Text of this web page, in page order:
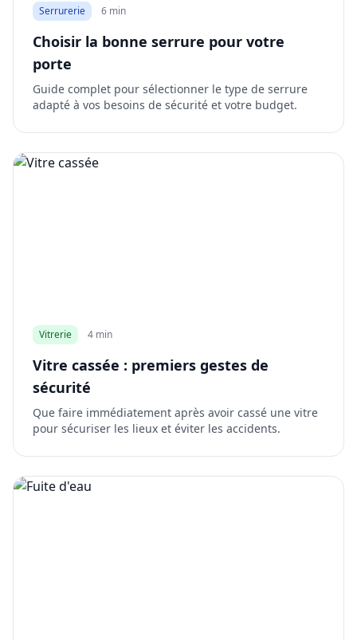
Serrurerie 6 min
Choisir la bonne serrure pour votre
porte
Guide complet pour sélectionner le type de serrure
adapté à vos besoins de sécurité et votre budget.
Vitrerie 4 min
Vitre cassée : premiers gestes de
sécurité
Que faire immédiatement après avoir cassé une vitre
pour sécuriser les lieux et éviter les accidents.